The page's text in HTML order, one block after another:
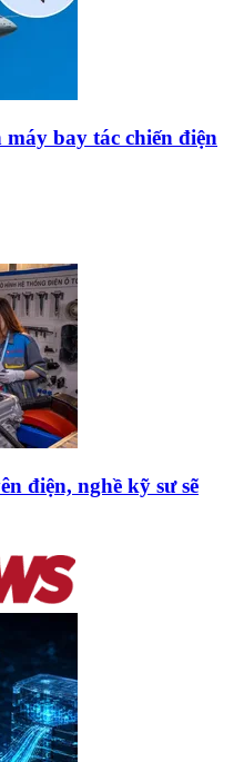
bay tác chiến điện
điện, nghề kỹ sư sẽ